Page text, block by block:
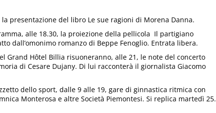
la presentazione del libro Le sue ragioni di Morena Danna.
alle 18.30, la proiezione della pellicola Il partigiano
dall’omonimo romanzo di Beppe Fenoglio. Entrata libera.
Grand Hôtel Billia risuoneranno, alle 21, le note del concerto
di Cesare Dujany. Di lui racconterà il giornalista Giacomo
dello sport, dalle 9 alle 19, gare di ginnastica ritmica con
Monterosa e altre Società Piemontesi. Si replica martedì 25.